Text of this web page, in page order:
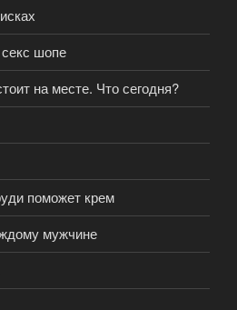
шопе
на месте. Что сегодня?
поможет крем
мужчине